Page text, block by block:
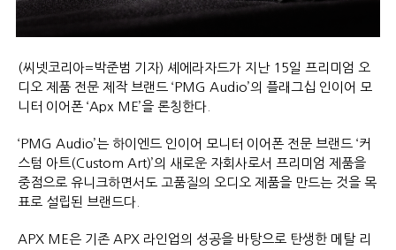
(씨넷코리아=박준범 기자) 셰에라자드가 지난 15일 프리미엄 오
디오 제품 전문 제작 브랜드 ‘PMG Audio’의 플래그십 인이어 모
니터 이어폰 ‘Apx ME’을 론칭한다.
‘PMG Audio’는 하이엔드 인이어 모니터 이어폰 전문 브랜드 ‘커
스텀 아트(Custom Art)’의 새로운 자회사로서 프리미엄 제품을
중점으로 유니크하면서도 고품질의 오디오 제품을 만드는 것을 목
표로 설립된 브랜드다.
APX ME은 기존 APX 라인업의 성공을 바탕으로 탄생한 메탈 리